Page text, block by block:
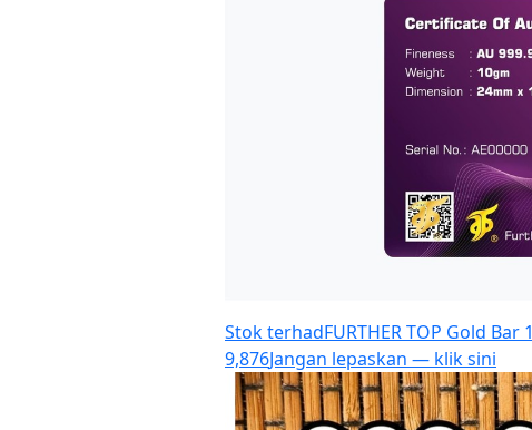
Stok terhadFURTHER TOP Gold
9,876Jangan lepaskan — klik sini